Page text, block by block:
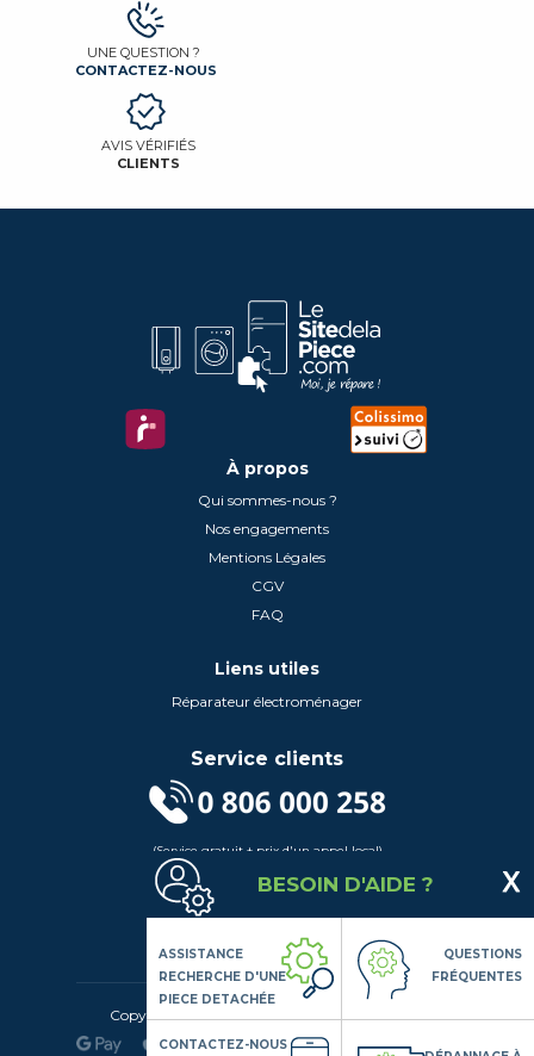
UNE QUESTION ?
CONTACTEZ-NOUS
AVIS VÉRIFIÉS
CLIENTS
À propos
Qui sommes-nous ?
Nos engagements
Mentions Légales
CGV
FAQ
Liens utiles
Réparateur électroménager
Service clients
(Service gratuit + prix d'un appel local)
Lundi au Vendredi de 9h à 18h
Contactez-Nous
Suivez-nous
Copyright© 2020 LSDLP, Tous droits réservés
BESOIN D'AIDE ?
ASSISTANCE
RECHERCHE D'UNE
PIECE DETACHÉE
QUESTIONS
FRÉQUENTES
CONTACTEZ-NOUS